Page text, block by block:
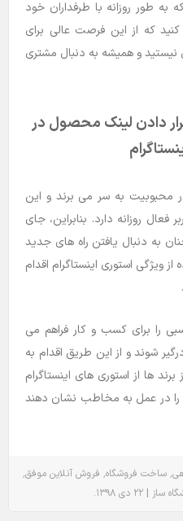
به طور روزانه با طرفداران خود
کنید که از این فرصت عالی برای
نیستید و همیشه به دنبال مشتری
دادن لینک محصول در
محبوبیت به سر می برند و این
اینستاگرام بیش از ۵۰۰۰۰ کاربر فعال روزانه دارد. بنابراین، جای
به دنبال یافتن راه های جدید
ویژگی استوری اینستاگرام اقدام
را برای کسب و کار فراهم می
شوند و از این طریق اقدام به
ها از استوری های اینستاگرام
را در عمل به مخاطب نشان دهند
٬ ساخت فروشگاه٬ فروش آنلاین موفق٬
ساز | ۲۲ دی ۱۳۹۸ .